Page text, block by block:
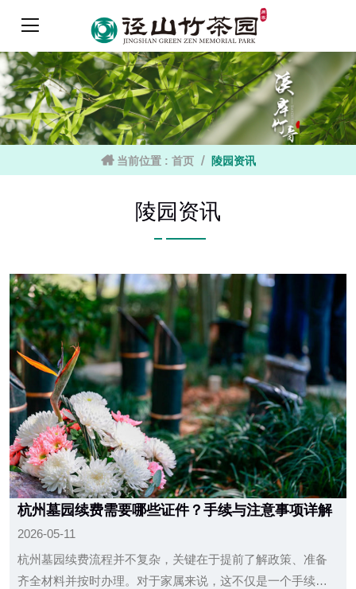
当前位置 : 首页 陵园资讯
陵园资讯
杭州墓园续费需要哪些证件？手续与注意事项详解
2026-05-11
杭州墓园续费流程并不复杂，关键在于提前了解政策、准备
齐全材料并按时办理。对于家属来说，这不仅是一个手续问